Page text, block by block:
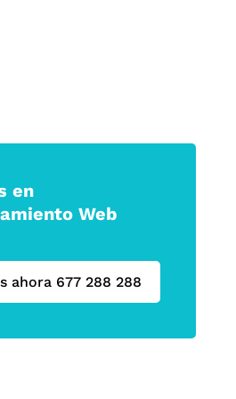
en
Web
ahora 677 288 288